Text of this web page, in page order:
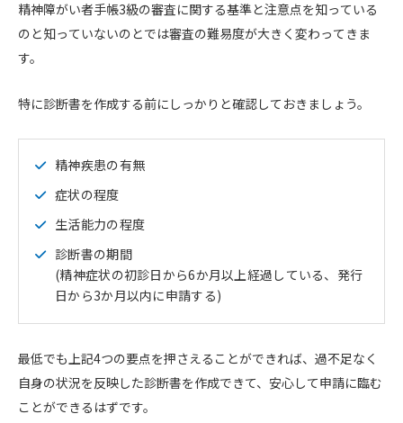
精神障がい者手帳3級の審査に関する基準と注意点を知っている
のと知っていないのとでは審査の難易度が大きく変わってきま
す。
特に診断書を作成する前にしっかりと確認しておきましょう。
精神疾患の有無
症状の程度
生活能力の程度
診断書の期間
(精神症状の初診日から6か月以上経過している、発行
日から3か月以内に申請する)
最低でも上記4つの要点を押さえることができれば、過不足なく
自身の状況を反映した診断書を作成できて、安心して申請に臨む
ことができるはずです。